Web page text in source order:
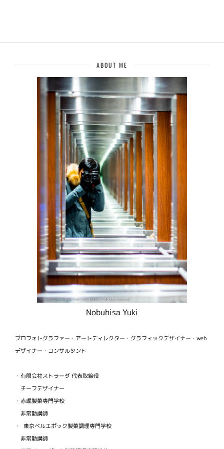
ABOUT ME
Nobuhisa Yuki
プロフォトグラファー・アートディレクター・グラフィックデザイナー・web
デザイナー・コンサルタント
・有限会社ストラーダ 代表取締役
チーフデザイナー
・赤堀製菓専門学校
非常勤講師
・ 東京ベルエポック製菓調理専門学校
非常勤講師